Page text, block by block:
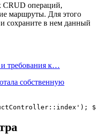
CRUD операций,
маршруты. Для этого
сохраните в нем данный
и требования к…
собственную